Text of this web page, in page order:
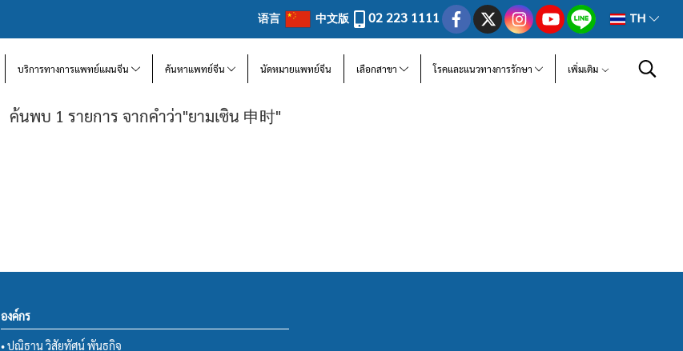
语言 中文版 02 223 1111 TH
บริการทางการแพทย์แผนจีน ค้นหาแพทย์จีน นัดหมายแพทย์จีน เลือกสาขา โรคและแนวทางการรักษา เพิ่มเติม
ค้นพบ 1 รายการ จากคำว่า"ยามเซิน 申时"
องค์กร
• ปณิธาน วิสัยทัศน์ พันธกิจ